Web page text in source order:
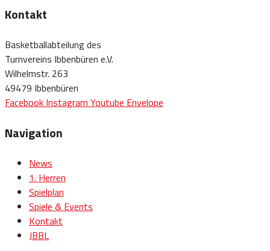
Kontakt
Basketballabteilung des
Turnvereins Ibbenbüren e.V.
Wilhelmstr. 263
49479 Ibbenbüren
Facebook Instagram Youtube Envelope
Navigation
News
1. Herren
Spielplan
Spiele & Events
Kontakt
JBBL